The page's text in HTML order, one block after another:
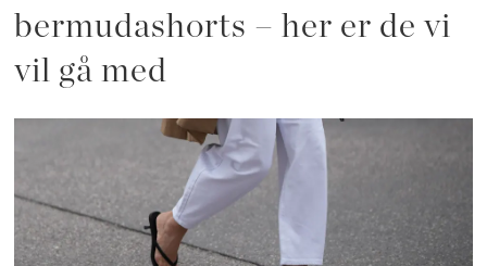
bermudashorts – her er de vi
vil gå med